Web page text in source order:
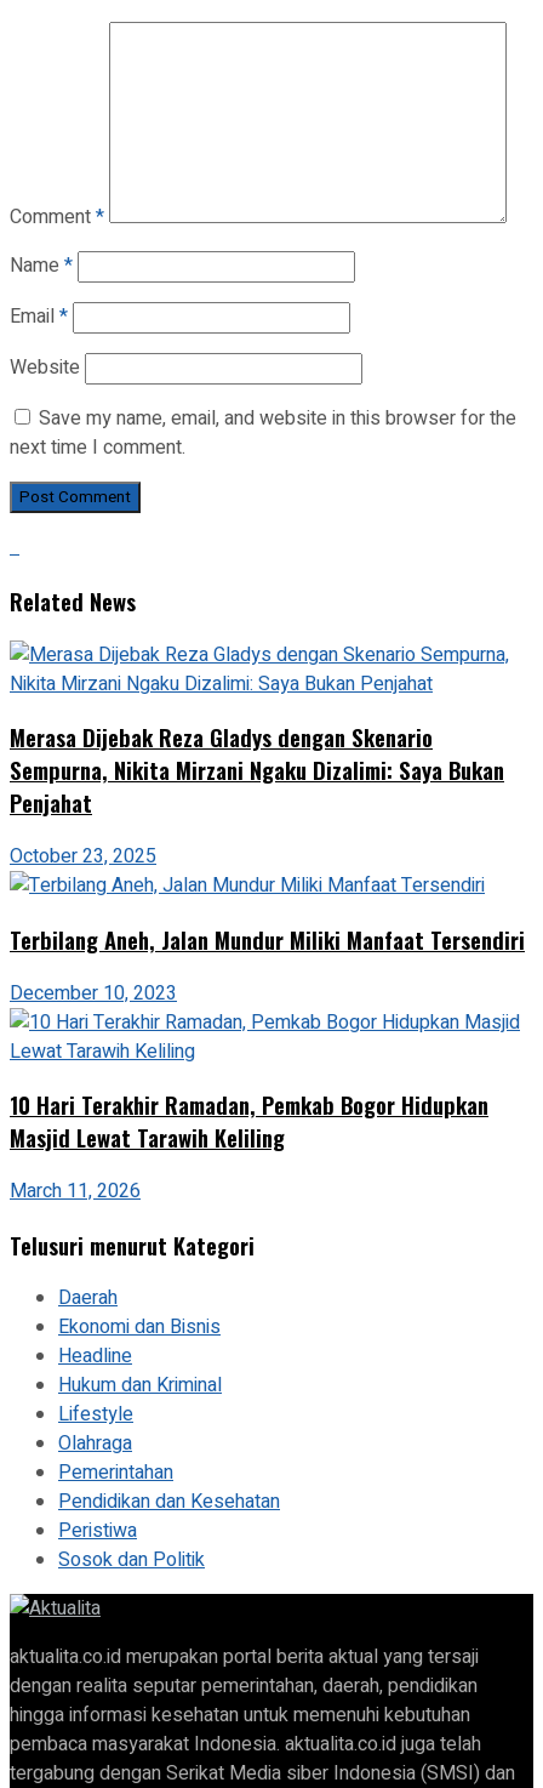
Comment*
Name *
Email*
Website
Save my name, email, and website in this browser for the
next time I comment.
Related News
Merasa Dijebak Reza Gladys dengan Skenario
Sempurna, Nikita Mirzani Ngaku Dizalimi: Saya Bukan
Penjahat
October 23, 2025
Terbilang Aneh, Jalan Mundur Miliki Manfaat Tersendiri
December 10, 2023
10 Hari Terakhir Ramadan, Pemkab Bogor Hidupkan
Masjid Lewat Tarawih Keliling
March 11, 2026
Telusuri menurut Kategori
Daerah
Ekonomi dan Bisnis
Headline
Hukum dan Kriminal
Lifestyle
Olahraga
Pemerintahan
Pendidikan dan Kesehatan
Peristiwa
Sosok dan Politik
aktualita.co.id merupakan portal berita aktual yang tersaji
dengan realita seputar pemerintahan, daerah, pendidikan
hingga informasi kesehatan untuk memenuhi kebutuhan
pembaca masyarakat Indonesia. aktualita.co.id juga telah
tergabung dengan Serikat Media siber Indonesia (SMSI) dan